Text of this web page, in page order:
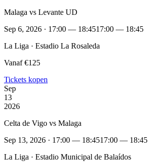
Malaga vs Levante UD
Sep 6, 2026 · 17:00 — 18:4517:00 — 18:45
La Liga · Estadio La Rosaleda
Vanaf €125
Tickets kopen
Sep
13
2026
Celta de Vigo vs Malaga
Sep 13, 2026 · 17:00 — 18:4517:00 — 18:45
La Liga · Estadio Municipal de Balaídos